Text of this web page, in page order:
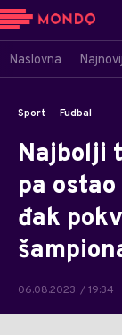
Naslovna
Sport Fudbal
Najbolji
pa
đak
06.08.2023. / 19:34